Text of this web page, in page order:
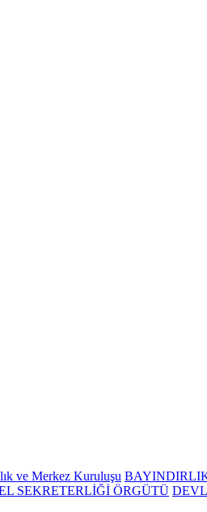
ve Merkez Kuruluşu
SEKRETERLİĞİ ÖRGÜTÜ